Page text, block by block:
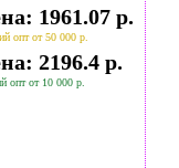
1961.07 р.
опт от 50 000 р.
2196.4 р.
опт от 10 000 р.